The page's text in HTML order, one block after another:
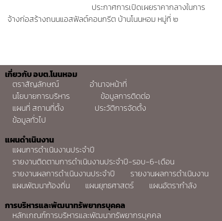
ประกาศการเปิดเผยราคากลางในการ
จ้างก่อสร้างถนนแอสฟัลต์คอนกรีต บ้านโนนหอม หมู่ที่ ๒
เกี่ยวกับ อบต.โนนหอม
ตราสัญลักษณ์
อำนาจหน้าที่
นโยบายการบริหาร
ข้อมูลการติดต่อ
แผนที่ สถานที่ตั้ง
ประวัติการจัดตั้ง
ข้อมูลทั่วไป
แผนดำเนินงาน
แผนการดำเนินงานประจำปี
รายงานติดตามการดำเนินงานประจำปี-รอบ-6-เดือน
รายงานผลการดำเนินงานประจำปี
รายงานผลการดำเนินงาน
แผนพัฒนาท้องถิ่น
แผนยุทธศาสตร์
แผนอัตรากำลัง
การบริหารและพัฒนาทรัพยากรบุคคล
หลักเกณฑ์การบริหารและพัฒนาทรัพยากรบุคคล